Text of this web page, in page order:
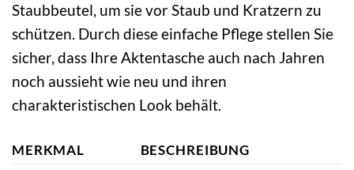
Staubbeutel, um sie vor Staub und Kratzern zu
schützen. Durch diese einfache Pflege stellen Sie
sicher, dass Ihre Aktentasche auch nach Jahren
noch aussieht wie neu und ihren
charakteristischen Look behält.
MERKMAL
BESCHREIBUNG